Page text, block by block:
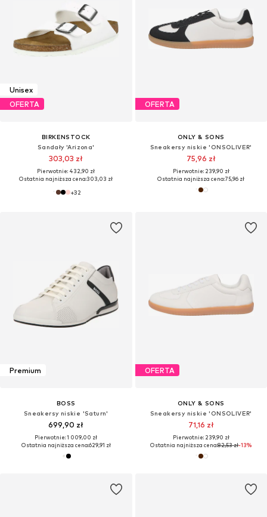
Unisex
OFERTA
BIRKENSTOCK
Sandały 'Arizona'
303,03 zł
Pierwotnie: 432,90 zł
Ostatnia najniższa cena:303,03 zł
+32
OFERTA
ONLY & SONS
Sneakersy niskie 'ONSOLIVER'
75,96 zł
Pierwotnie: 239,90 zł
Ostatnia najniższa cena:75,96 zł
Premium
BOSS
Sneakersy niskie 'Saturn'
699,90 zł
Pierwotnie: 1 009,00 zł
Ostatnia najniższa cena:629,91 zł
OFERTA
ONLY & SONS
Sneakersy niskie 'ONSOLIVER'
71,16 zł
Pierwotnie: 239,90 zł
Ostatnia najniższa cena:82,53 zł-13%